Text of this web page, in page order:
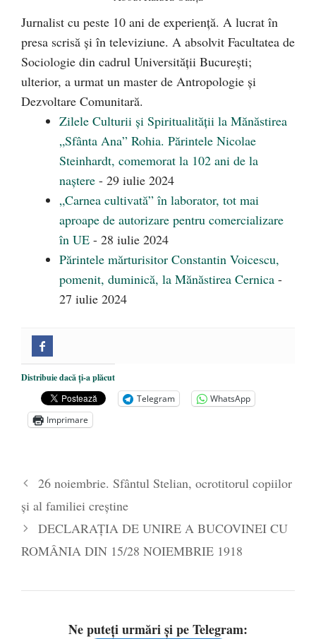
Jurnalist cu peste 10 ani de experiență. A lucrat în
presa scrisă și în televiziune. A absolvit Facultatea de
Sociologie din cadrul Universității București;
ulterior, a urmat un master de Antropologie și
Dezvoltare Comunitară.
Zilele Culturii și Spiritualității la Mănăstirea
„Sfânta Ana” Rohia. Părintele Nicolae
Steinhardt, comemorat la 102 ani de la
naștere - 29 iulie 2024
„Carnea cultivată” în laborator, tot mai
aproape de autorizare pentru comercializare
în UE - 28 iulie 2024
Părintele mărturisitor Constantin Voicescu,
pomenit, duminică, la Mănăstirea Cernica -
27 iulie 2024
Distribuie dacă ți-a plăcut
Telegram
WhatsApp
Imprimare
26 noiembrie. Sfântul Stelian, ocrotitorul copiilor
și al familiei creștine
DECLARAȚIA DE UNIRE A BUCOVINEI CU
ROMÂNIA DIN 15/28 NOIEMBRIE 1918
Ne puteți urmări și pe Telegram: